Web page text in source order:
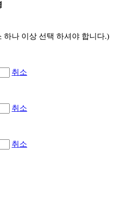
하나 이상 선택 하셔야 합니다.)
취소
취소
취소